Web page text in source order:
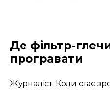
Де фільтр-
програвати
Журналіст: Коли стає